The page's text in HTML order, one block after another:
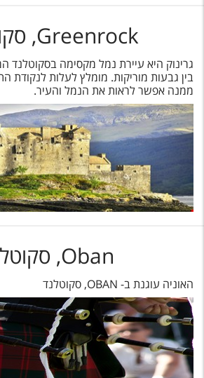
Greenrock, סקוטלנד
גרינוק היא עיירת נמל מקסימה בסקוטלנד
ממנה אפשר לראות את הנמל והעיר.
Oban, סקוטלנד
האוניה עוגנת ב- OBAN, סקוטלנד